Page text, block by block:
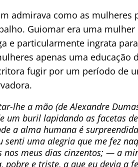
admirava como as
Guiomar era uma
e particularmente ingrata
apenas uma
fugir por um período de
lhe a mão (de Alexandre
um buril lapidando as facetas
a alma humana é
senti uma alegria que me fez
nos meus dias cinzentos; — a
pobre e triste, a que eu devia a